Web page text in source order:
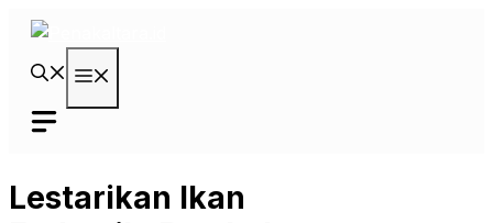
Langsung
Lestarikan Ikan